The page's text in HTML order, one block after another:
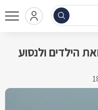
הילדים ולנסוע